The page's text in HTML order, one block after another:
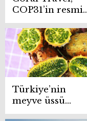
COP31’in resmi
konaklama
partneri oldu
Türkiye’nin
meyve üssü
Antalya: 40 çeşit